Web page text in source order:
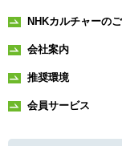
NHKカルチャーの
会社案内
推奨環境
会員サービス